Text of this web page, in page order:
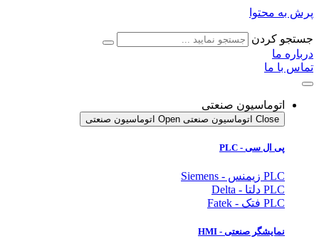
پرش به محتوا
جستجو کردن
درباره ما
تماس با ما
اتوماسیون صنعتی
Close اتوماسیون صنعتی Open اتوماسیون صنعتی
پی ال سی - PLC
PLC زیمنس - Siemens
PLC دلتا - Delta
PLC فتک - Fatek
نمایشگر صنعتی - HMI